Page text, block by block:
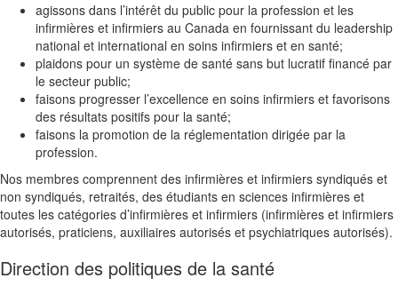
agissons dans l’intérêt du public pour la profession et les
infirmières et infirmiers au Canada en fournissant du leadership
national et international en soins infirmiers et en santé;
plaidons pour un système de santé sans but lucratif financé par
le secteur public;
faisons progresser l’excellence en soins infirmiers et favorisons
des résultats positifs pour la santé;
faisons la promotion de la réglementation dirigée par la
profession.
Nos membres comprennent des infirmières et infirmiers syndiqués et
non syndiqués, retraités, des étudiants en sciences infirmières et
toutes les catégories d’infirmières et infirmiers (infirmières et infirmiers
autorisés, praticiens, auxiliaires autorisés et psychiatriques autorisés).
Direction des politiques de la santé